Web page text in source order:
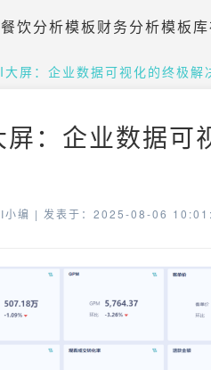
餐饮分析模板财务分析模板
大屏：企业数据可视化的终极解
屏：企业数据可
小编 | 发表于：2025-08-06